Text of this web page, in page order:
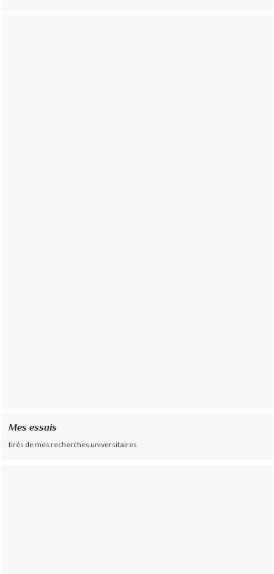
Mes essais
tirés de mes recherches universitaires